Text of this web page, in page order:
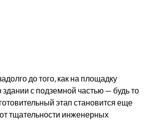
до того, как на площадку
здании с подземной частью — будь то
этап становится еще
тщательности инженерных